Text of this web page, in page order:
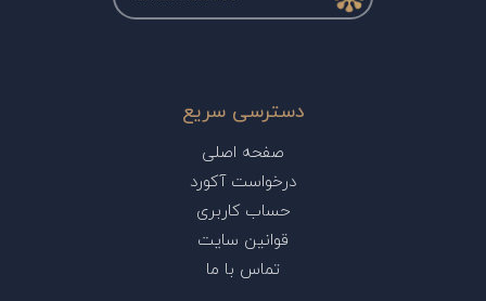
دسترسی سریع
صفحه اصلی
درخواست آکورد
حساب کاربری
قوانین سایت
تماس با ما